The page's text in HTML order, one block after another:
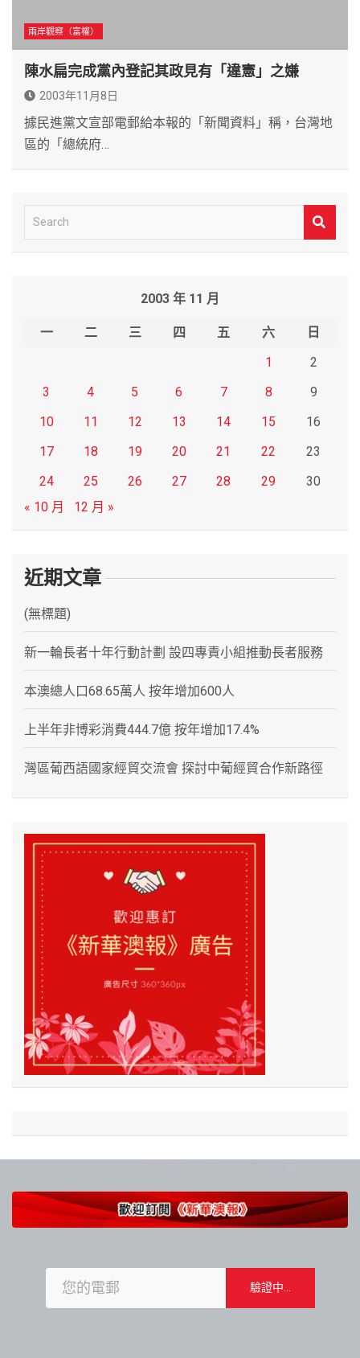
兩岸觀察（富權）
陳水扁完成黨內登記其政見有「違憲」之嫌
2003年11月8日
據民進黨文宣部電郵給本報的「新聞資料」稱，台灣地
區的「總統府…
e
2003 年 11 月
一 二 三 四 五 六
日
1
2
3
4 5 6 7 8
9
10
11 12 13 14 15
16
17
18 19 20 21 22
23
24
25 26 27 28 29
30
« 10 月
12 月 »
近期文章
(無標題)
新一輪長者十年行動計劃 設四專責小組推動長者服務
本澳總人口68.65萬人 按年增加600人
上半年非博彩消費444.7億 按年增加17.4%
灣區葡西語國家經貿交流會 探討中葡經貿合作新路徑